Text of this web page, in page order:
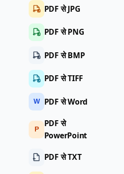
PDF से JPG
PDF से PNG
PDF से BMP
PDF से TIFF
W PDF से Word
P
PDF से
PowerPoint
PDF से TXT